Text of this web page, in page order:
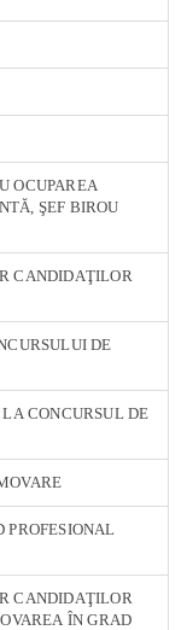
OCUPAREA
ŞEF BIROU
CANDIDAŢILOR
DE
CONCURSUL DE
PROFESIONAL
CANDIDAŢILOR
ÎN GRAD